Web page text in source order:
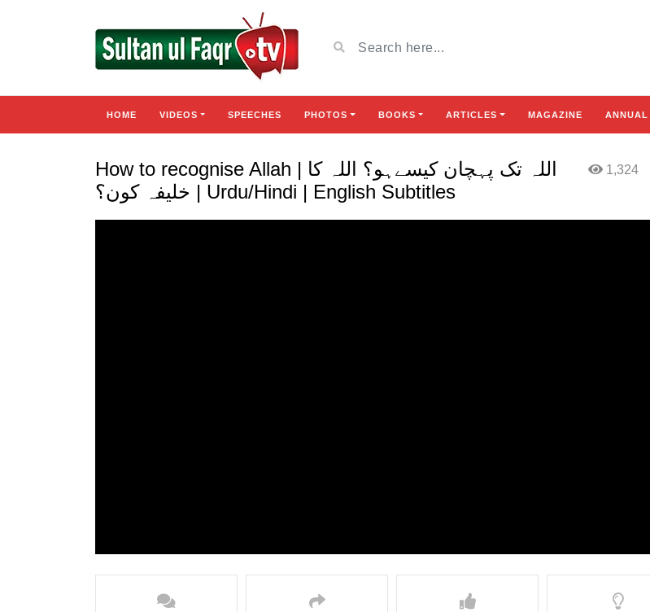
HOME VIDEOS SPEECHES PHOTOS BOOKS ARTICLES MAGAZINE ANNUAL
How to recognise Allah | اللہ تک پہچان کیسےہو؟ اللہ کا
خلیفہ کون؟ | Urdu/Hindi | English Subtitles
1,324